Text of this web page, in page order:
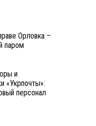
Орловка –
паром
и
«Укрпочты»:
персонал